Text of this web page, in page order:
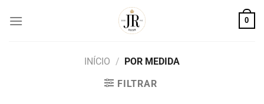
0
INÍCIO / POR MEDIDA
FILTRAR